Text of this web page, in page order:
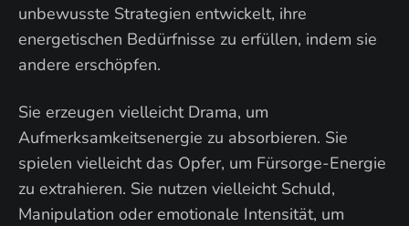
unbewusste Strategien entwickelt, ihre
energetischen Bedürfnisse zu erfüllen, indem sie
andere erschöpfen.
Sie erzeugen vielleicht Drama, um
Aufmerksamkeitsenergie zu absorbieren. Sie
spielen vielleicht das Opfer, um Fürsorge-Energie
zu extrahieren. Sie nutzen vielleicht Schuld,
Manipulation oder emotionale Intensität, um